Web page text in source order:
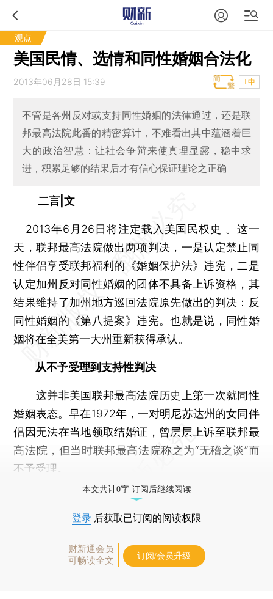
观点
美国民情、选情和同性婚姻合法化
2013年06月28日 15:39 T中
不管是各州反对或支持同性婚姻的法律通过，还是联
邦最高法院此番的精密算计，不难看出其中蕴涵着巨
大的政治智慧：让社会争辩来使真理显露，稳中求
进，积累足够的结果后才有信心保证理论之正确
二言|文
2013年6月26日将注定载入美国民权史 。这一
天，联邦最高法院做出两项判决，一是认定禁止同
性伴侣享受联邦福利的《婚姻保护法》违宪，二是
认定加州反对同性婚姻的团体不具备上诉资格，其
结果维持了加州地方巡回法院原先做出的判决：反
同性婚姻的《第八提案》违宪。也就是说，同性婚
姻将在全美第一大州重新获得承认。
从不予受理到支持性判决
这并非美国联邦最高法院历史上第一次就同性
婚姻表态。早在1972年，一对明尼苏达州的女同伴
侣因无法在当地领取结婚证，曾层层上诉至联邦最
高法院，但当时联邦最高法院称之为“无稽之谈”而
不予受理。
本文共计0字 订阅后继续阅读
登录 后获取已订阅的阅读权限
财新通会员
可畅读全文
订阅/会员升级